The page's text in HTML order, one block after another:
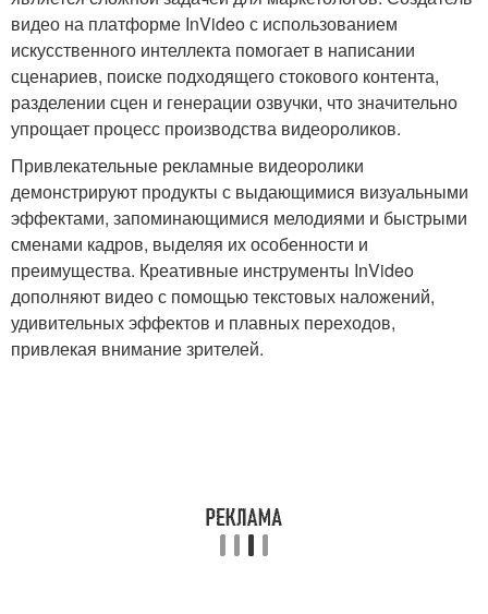
видео на платформе InVideo с использованием
искусственного интеллекта помогает в написании
сценариев, поиске подходящего стокового контента,
разделении сцен и генерации озвучки, что значительно
упрощает процесс производства видеороликов.
Привлекательные рекламные видеоролики
демонстрируют продукты с выдающимися визуальными
эффектами, запоминающимися мелодиями и быстрыми
сменами кадров, выделяя их особенности и
преимущества. Креативные инструменты InVideo
дополняют видео с помощью текстовых наложений,
удивительных эффектов и плавных переходов,
привлекая внимание зрителей.